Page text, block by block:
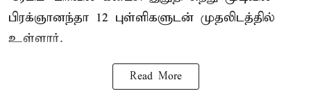
பிரக்ஞானந்தா 12 புள்ளிகளுடன் முதலிடத்தில்
உள்ளார்.
Read More